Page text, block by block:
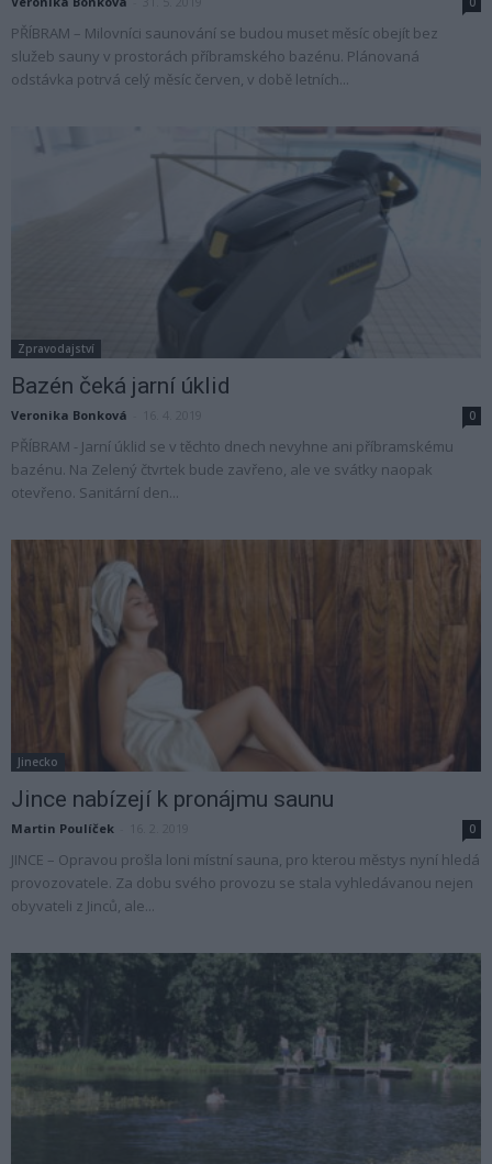
PŘÍBRAM – Milovníci saunování se budou muset měsíc obejít bez
služeb sauny v prostorách příbramského bazénu. Plánovaná
odstávka potrvá celý měsíc červen, v době letních...
Zpravodajství
Bazén čeká jarní úklid
Veronika Bonková 0
PŘÍBRAM - Jarní úklid se v těchto dnech nevyhne ani příbramskému
bazénu. Na Zelený čtvrtek bude zavřeno, ale ve svátky naopak
otevřeno. Sanitární den...
Jinecko
Jince nabízejí k pronájmu saunu
Martin Poulíček 0
JINCE – Opravou prošla loni místní sauna, pro kterou městys nyní hledá
provozovatele. Za dobu svého provozu se stala vyhledávanou nejen
obyvateli z Jinců, ale...